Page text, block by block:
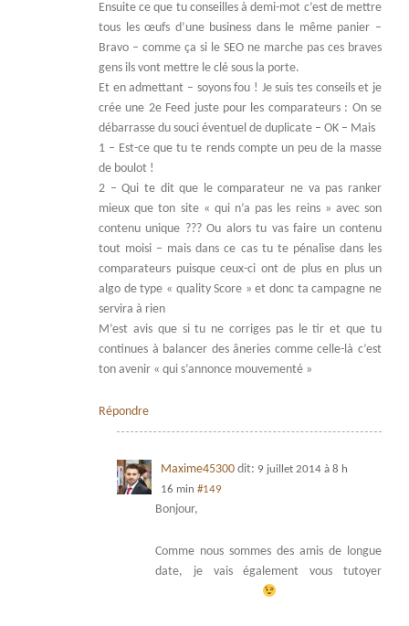
Ensuite ce que tu conseilles à demi-mot c’est de mettre
tous les œufs d’une business dans le même panier –
Bravo – comme ça si le SEO ne marche pas ces braves
gens ils vont mettre le clé sous la porte.
Et en admettant – soyons fou ! Je suis tes conseils et je
crée une 2e Feed juste pour les comparateurs : On se
débarrasse du souci éventuel de duplicate – OK – Mais
1 – Est-ce que tu te rends compte un peu de la masse
de boulot !
2 – Qui te dit que le comparateur ne va pas ranker
mieux que ton site « qui n’a pas les reins » avec son
contenu unique ??? Ou alors tu vas faire un contenu
tout moisi – mais dans ce cas tu te pénalise dans les
comparateurs puisque ceux-ci ont de plus en plus un
algo de type « quality Score » et donc ta campagne ne
servira à rien
M’est avis que si tu ne corriges pas le tir et que tu
continues à balancer des âneries comme celle-là c’est
ton avenir « qui s’annonce mouvementé »
Répondre
Maxime45300 dit: 9 juillet 2014 à 8 h
16 min #149
Bonjour,
Comme nous sommes des amis de longue
date, je vais également vous tutoyer